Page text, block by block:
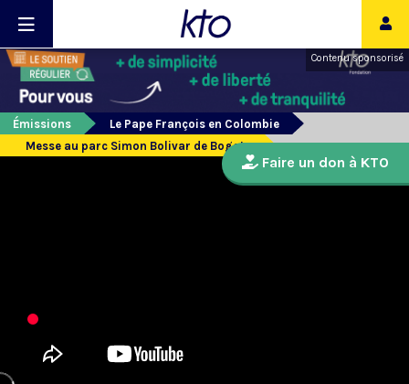
Contenu sponsorisé
Émissions
Le Pape François en Colombie
Messe au parc Simon Bolivar de Bogota
Faire un don à KTO